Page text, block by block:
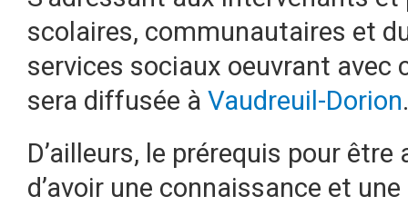
scolaires, communautaires et
services sociaux oeuvrant
sera diffusée à Vaudreuil-Dorion.
D’ailleurs, le prérequis pour
d’avoir une connaissance et